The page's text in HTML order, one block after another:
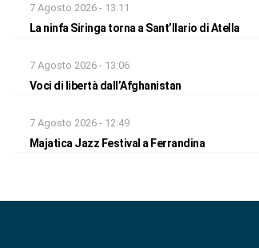
7 Agosto 2026 - 13:11
La ninfa Siringa torna a Sant’Ilario di Atella
7 Agosto 2026 - 13:06
Voci di libertà dall’Afghanistan
7 Agosto 2026 - 12:49
Majatica Jazz Festival a Ferrandina